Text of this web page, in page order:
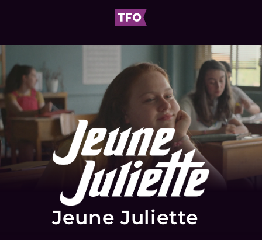
Jeune Juliette